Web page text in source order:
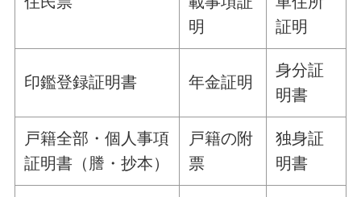
明
証明
印鑑登録証明書 年金証明
身分証
明書
戸籍全部・個人事項
証明書（謄・抄本）
戸籍の附
票
独身証
明書